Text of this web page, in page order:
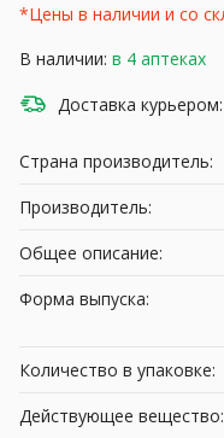
*Цены в наличии и со
В наличии: в 4 аптеках
Доставка курьером:
Страна производитель:
Производитель:
Общее описание:
Форма выпуска:
Количество в упаковке:
Действующее вещество: